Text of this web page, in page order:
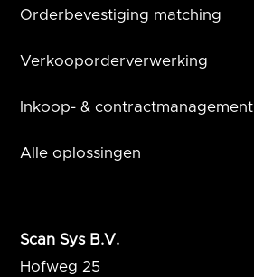
Orderbevestiging matching
Verkooporderverwerking
Inkoop- & contractmanagement
Alle oplossingen
Scan Sys B.V.
Hofweg 25